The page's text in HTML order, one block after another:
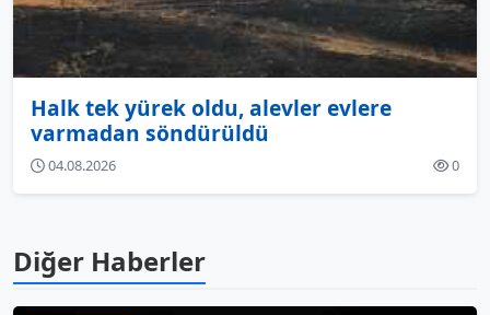
Halk tek yürek oldu, alevler evlere
varmadan söndürüldü
04.08.2026 0
Diğer Haberler